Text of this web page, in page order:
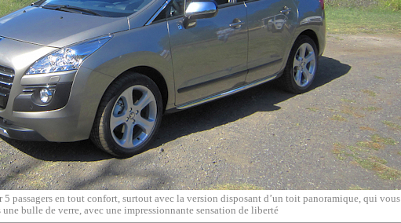
passagers en tout confort, surtout avec la version disposant d’un toit panoramique, qui vous
bulle de verre, avec une impressionnante sensation de liberté